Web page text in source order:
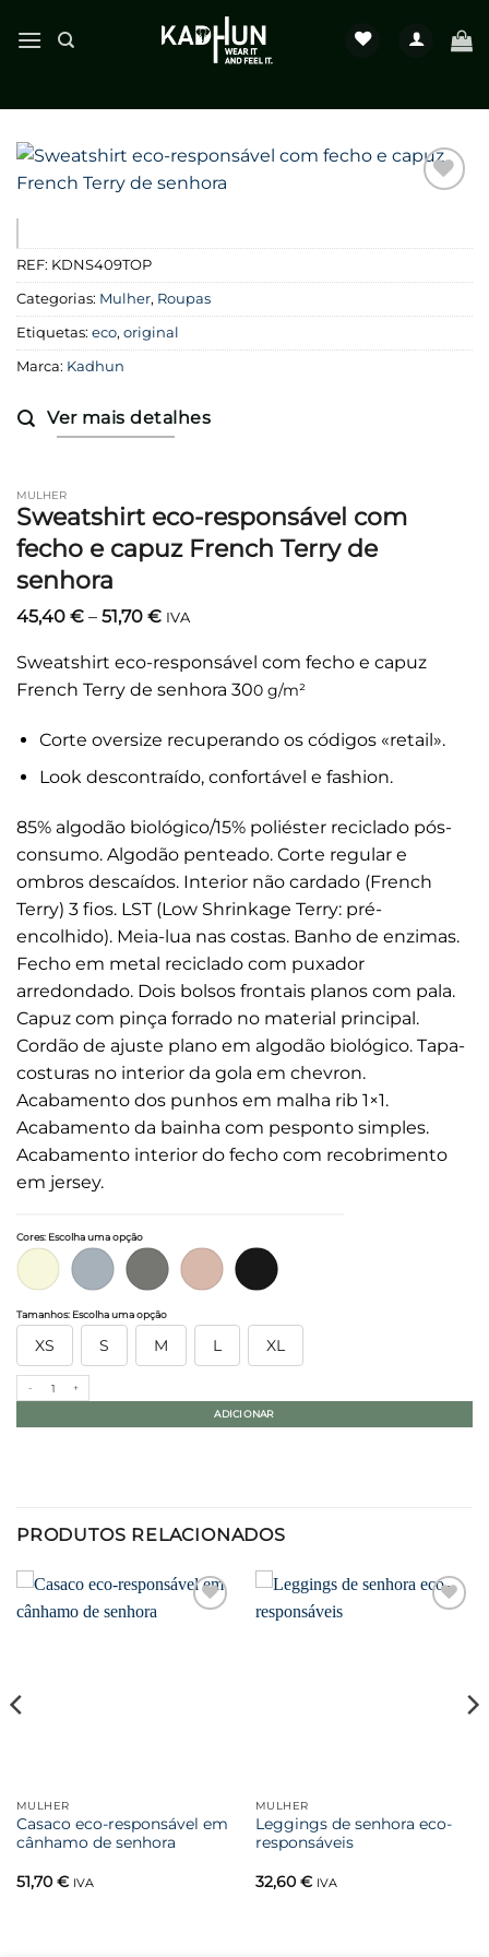
REF: KDNS409TOP
Categorias: Mulher, Roupas
Etiquetas: eco, original
Marca: Kadhun
Ver mais detalhes
MULHER
Sweatshirt eco-responsável com
fecho e capuz French Terry de
senhora
45,40 € – 51,70 €Price
through
51,70 €
IVA
Sweatshirt eco-responsável com fecho e capuz
French Terry de senhora 300 g/m²
Corte oversize recuperando os códigos «retail».
Look descontraído, confortável e fashion.
85% algodão biológico/15% poliéster reciclado pós-
consumo. Algodão penteado. Corte regular e
ombros descaídos. Interior não cardado (French
Terry) 3 fios. LST (Low Shrinkage Terry: pré-
encolhido). Meia-lua nas costas. Banho de enzimas.
Fecho em metal reciclado com puxador
arredondado. Dois bolsos frontais planos com pala.
Capuz com pinça forrado no material principal.
Cordão de ajuste plano em algodão biológico. Tapa-
costuras no interior da gola em chevron.
Acabamento dos punhos em malha rib 1×1.
Acabamento da bainha com pesponto simples.
Acabamento interior do fecho com recobrimento
em jersey.
Cores: Escolha uma opção
Tamanhos: Escolha uma opção
XS S M L XL
ADICIONAR
PRODUTOS RELACIONADOS
MULHER
Casaco eco-responsável em
cânhamo de senhora
51,70 € IVA
MULHER
Leggings de senhora eco-
responsáveis
32,60 € IVA